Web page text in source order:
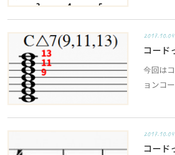
2017.10.04
コード
今回は
ョンコ
2017.10.04
コード